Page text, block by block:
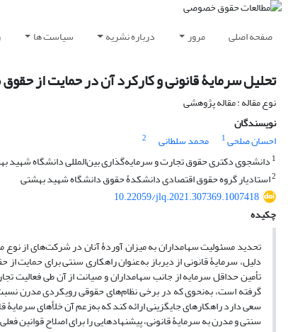
صفحه اصلی مرور درباره نشریه سیاست ها
تحلیل سرمایۀ قانونی و کارکرد آن در حمایت از حقوق
نوع مقاله : مقاله پژوهشی
نویسندگان
احسان صلحی1 محمد سلطانی
2
1 دانشجوی دکتری حقوق تجارت و سرمایه‌گذاری بین‌المللی دانشگاه شهید
2استادیار گروه حقوق اقتصادی دانشکدۀ حقوق دانشگاه شهید بهشتی
10.22059/jlq.2021.307369.1007418
چکیده
تحدید مسئولیت سهامداران به میزان آوردۀ آنان در شرکت‌های از
دلیل، سرمایۀ قانونی از دیرباز به‌عنوان راهکاری سنتی برای
تأمین حداقل سرمایه از جانب سهامداران و صیانت از آن طی فعالیت
گرفته است، به‌نحوی که در برخی نظام‌های حقوقی رویکردی مدرن
سعی دارد راهکارهای جایگزینی ارائه کند که به‌زعم آن خلأهای
سنتی و مدرن به سرمایۀ قانونی، پیشنهاد‌هایی را برای اصلاح قوانین